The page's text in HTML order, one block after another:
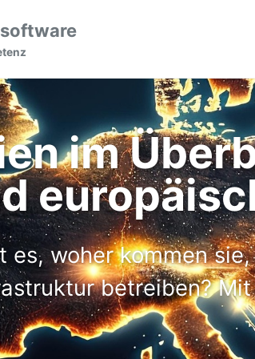
im
woher kommen
betreiben? Mit